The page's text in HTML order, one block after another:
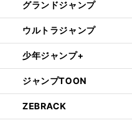
グランドジャンプ
ウルトラジャンプ
少年ジャンプ+
ジャンプTOON
ZEBRACK